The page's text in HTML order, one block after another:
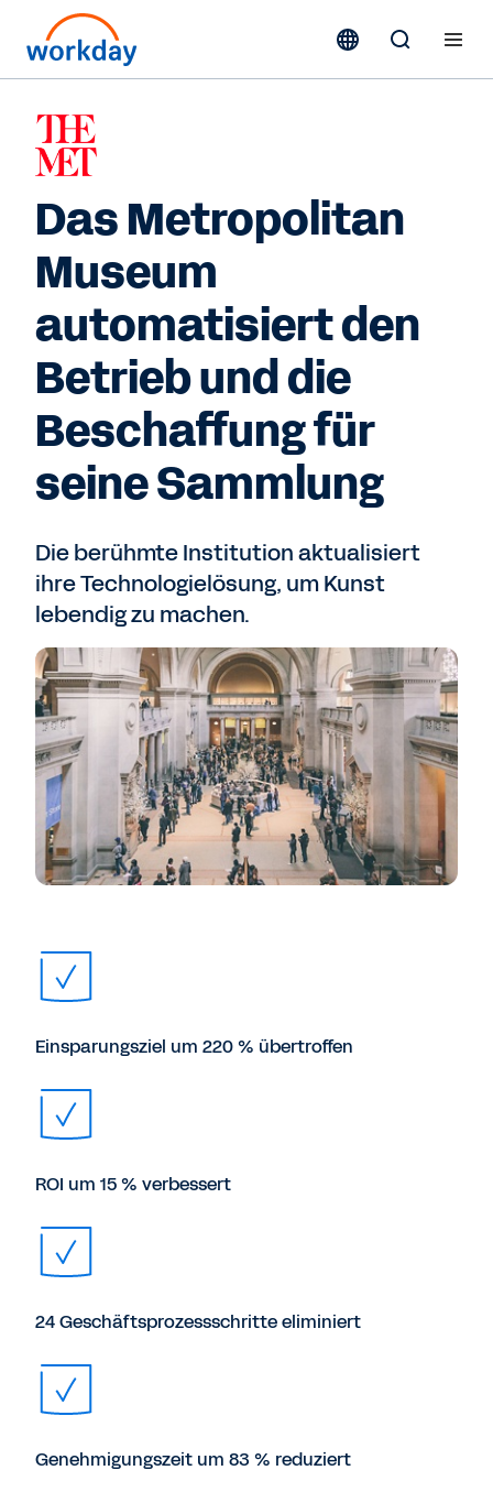
Das Metropolitan
Museum
automatisiert den
Betrieb und die
Beschaffung für
seine Sammlung
Die berühmte Institution aktualisiert
ihre Technologielösung, um Kunst
lebendig zu machen.
Einsparungsziel um 220 % übertroffen
ROI um 15 % verbessert
24 Geschäftsprozessschritte eliminiert
Genehmigungszeit um 83 % reduziert